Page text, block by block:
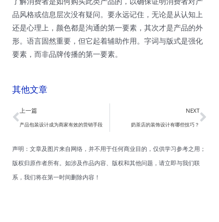
品风格或信息层次没有疑问。要永远记住，无论是从认知上
还是心理上，颜色都是沟通的第一要素，其次才是产品的外
形。语言固然重要，但它起着辅助作用。字词与版式是强化
要素，而非品牌传播的第一要素。
其他文章
Prev
上一篇
产品包装设计成为商家有效的营销手段
NEXT
奶茶店的装饰设计有哪些技巧？
声明：文章及图片来自网络，并不用于任何商业目的，仅供学习参考之用；
版权归原作者所有。如涉及作品内容、版权和其他问题，请立即与我们联
系，我们将在第一时间删除内容！